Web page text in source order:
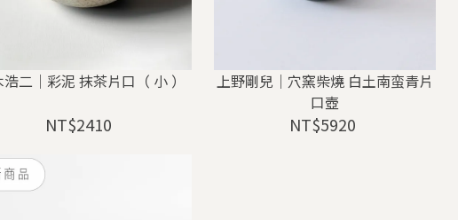
二｜彩泥 抹茶片口（ 小 ）
NT$2410
上野剛兒｜穴窯柴燒 白土南蛮青片
口壺
NT$5920